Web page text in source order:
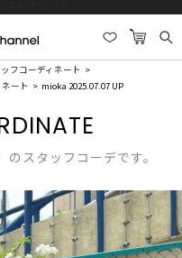
フコーディネート
ート mioka 2025.07.07 UP
スタッフコーデです。